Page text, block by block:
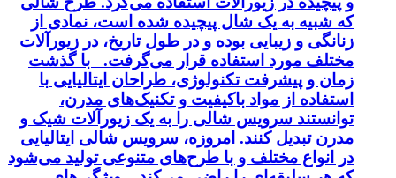
که شبیه به یک شال پیچیده شده است، نمادی از
زنانگی و زیبایی بوده و در طول تاریخ، در زیورآلات
مختلف مورد استفاده قرار می‌گرفت. با گذشت
زمان و پیشرفت تکنولوژی، طراحان ایتالیایی با
استفاده از مواد باکیفیت و تکنیک‌های مدرن،
توانستند سرویس شالی را به یک زیورآلات شیک و
مدرن تبدیل کنند. امروزه، سرویس شالی ایتالیایی
در انواع مختلف و با طرح‌های متنوعی تولید می‌شود